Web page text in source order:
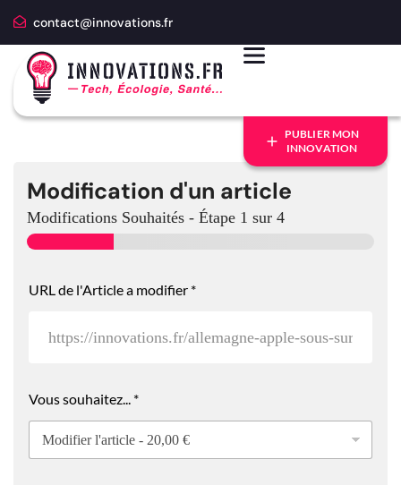
contact@innovations.fr
PUBLIER MON
INNOVATION
Modification d'un article
Modifications Souhaités - Étape 1 sur 4
URL de l'Article a modifier *
Vous souhaitez... *